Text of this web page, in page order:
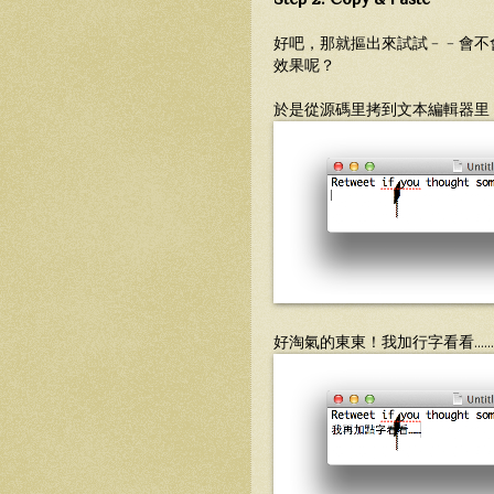
好吧，那就摳出來試試﹣﹣會
效果呢？
於是從源碼里拷到文本編輯器里
好淘氣的東東！我加行字看看……